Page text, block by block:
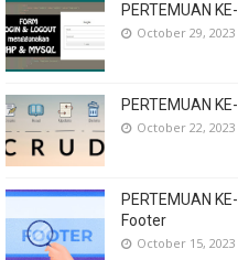
PERTEMUAN
October 29, 2023
PERTEMUAN
October 22, 2023
PERTEMUAN
Footer
October 15, 2023